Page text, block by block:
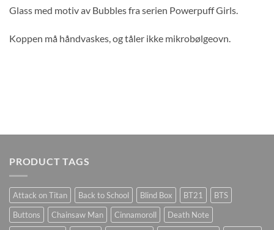
Glass med motiv av Bubbles fra serien Powerpuff Girls.
Koppen må håndvaskes, og tåler ikke mikrobølgeovn.
PRODUCT TAGS
Attack on Titan Back to School Blind Box BT21
BTS
Buttons
Chainsaw Man Cinnamoroll
Death Note